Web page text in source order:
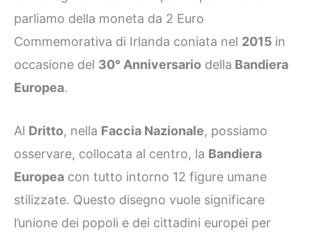
parliamo della moneta da 2 Euro
Commemorativa di Irlanda coniata nel 2015 in
occasione del 30° Anniversario della Bandiera
Europea.
Al Dritto, nella Faccia Nazionale, possiamo
osservare, collocata al centro, la Bandiera
Europea con tutto intorno 12 figure umane
stilizzate. Questo disegno vuole significare
l’unione dei popoli e dei cittadini europei per